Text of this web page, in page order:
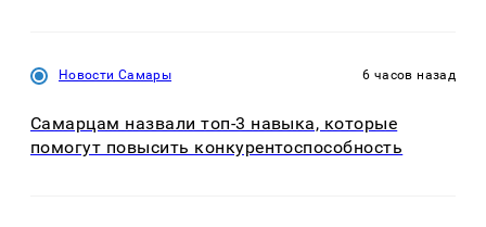
Новости Самары 6 часов назад
Самарцам назвали топ-3 навыка, которые
помогут повысить конкурентоспособность